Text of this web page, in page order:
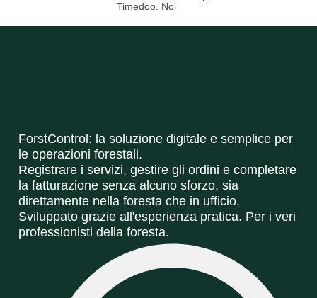
Timedoo. Noi
ForstControl: la soluzione digitale e semplice per
le operazioni forestali.
Registrare i servizi, gestire gli ordini e completare
la fatturazione senza alcuno sforzo, sia
direttamente nella foresta che in ufficio.
Sviluppato grazie all'esperienza pratica. Per i veri
professionisti della foresta.